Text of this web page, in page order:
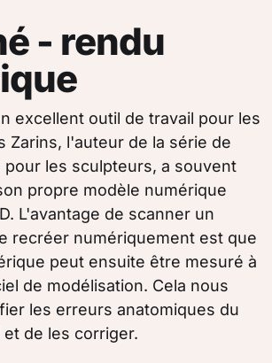
- rendu
excellent outil de travail pour les
Zarins, l'auteur de la série de
pour les sculpteurs, a souvent
propre modèle numérique
L'avantage de scanner un
recréer numériquement est que
peut ensuite être mesuré à
de modélisation. Cela nous
les erreurs anatomiques du
de les corriger.